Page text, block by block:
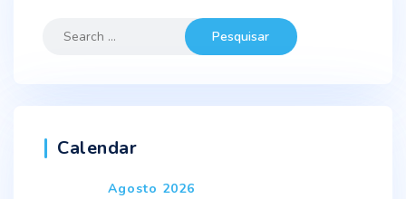
Search
Calendar
Agosto 2026